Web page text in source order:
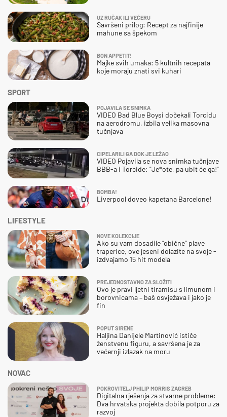
SPORT
POJAVILA SE SNIMKA
VIDEO Bad Blue Boysi dočekali Torcidu
na aerodromu, izbila velika masovna
tučnjava
CIPELARILI GA DOK JE LEŽAO
VIDEO Pojavila se nova snimka tučnjave
BBB-a i Torcide: "Je*ote, pa ubit će ga!"
BOMBA!
Liverpool doveo kapetana Barcelone!
UZ RUČAK ILI VEČERU
Savršeni prilog: Recept za najfinije
mahune sa špekom
BON APPETIT!
Majke svih umaka: 5 kultnih recepata
koje moraju znati svi kuhari
NOVAC
POKROVITELJ PHILIP MORRIS ZAGREB
Digitalna rješenja za stvarne probleme:
Dva hrvatska projekta dobila potporu za
razvoj
LIFESTYLE
NOVE KOLEKCIJE
Ako su vam dosadile “obične” plave
traperice, ove jeseni dolazite na svoje -
izdvajamo 15 hit modela
PREJEDNOSTAVNO ZA SLOŽITI
Ovo je pravi ljetni tiramisu s limunom i
borovnicama – baš osvježava i jako je
fin
POPUT SIRENE
Haljina Danijele Martinović ističe
ženstvenu figuru, a savršena je za
večernji izlazak na moru